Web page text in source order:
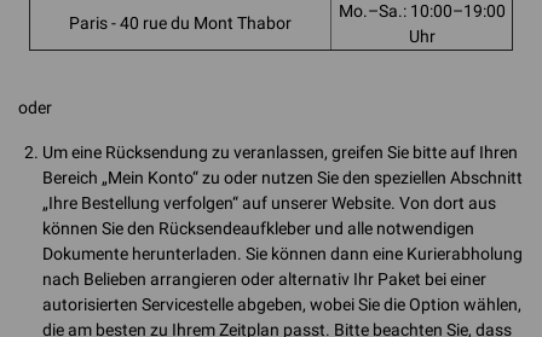
Paris - 40 rue du Mont Thabor
Mo.–Sa.: 10:00–19:00
Uhr
oder
Um eine Rücksendung zu veranlassen, greifen Sie bitte auf Ihren
Bereich „Mein Konto“ zu oder nutzen Sie den speziellen Abschnitt
„Ihre Bestellung verfolgen“ auf unserer Website. Von dort aus
können Sie den Rücksendeaufkleber und alle notwendigen
Dokumente herunterladen. Sie können dann eine Kurierabholung
nach Belieben arrangieren oder alternativ Ihr Paket bei einer
autorisierten Servicestelle abgeben, wobei Sie die Option wählen,
die am besten zu Ihrem Zeitplan passt. Bitte beachten Sie, dass